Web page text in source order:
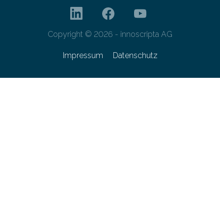
Copyright © 2026 - innoscripta AG
Impressum Datenschutz